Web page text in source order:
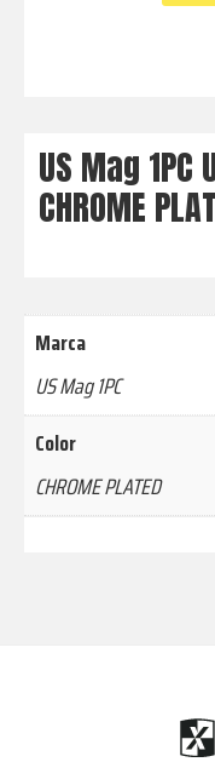
US Mag 1PC
CHROME
Marca
US Mag 1PC
Color
CHROME PLATED